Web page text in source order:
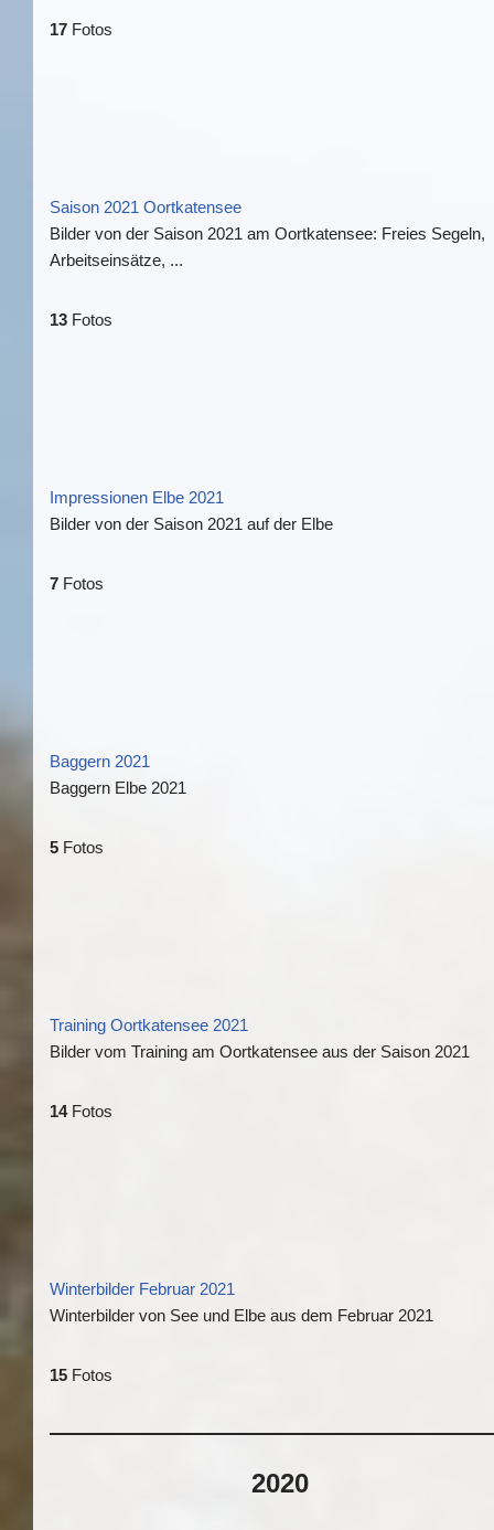
17 Fotos
Saison 2021 Oortkatensee
Bilder von der Saison 2021 am Oortkatensee: Freies Segeln,
Arbeitseinsätze, ...
13 Fotos
Impressionen Elbe 2021
Bilder von der Saison 2021 auf der Elbe
7 Fotos
Baggern 2021
Baggern Elbe 2021
5 Fotos
Training Oortkatensee 2021
Bilder vom Training am Oortkatensee aus der Saison 2021
14Fotos
Winterbilder Februar 2021
Winterbilder von See und Elbe aus dem Februar 2021
15 Fotos
2020